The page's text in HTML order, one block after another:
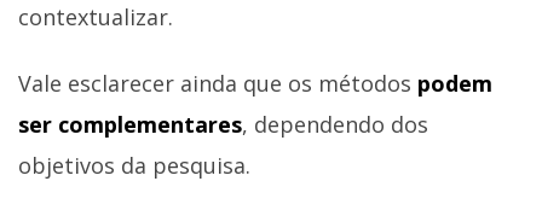
contextualizar.
Vale esclarecer ainda que os métodos podem
ser complementares, dependendo dos
objetivos da pesquisa.